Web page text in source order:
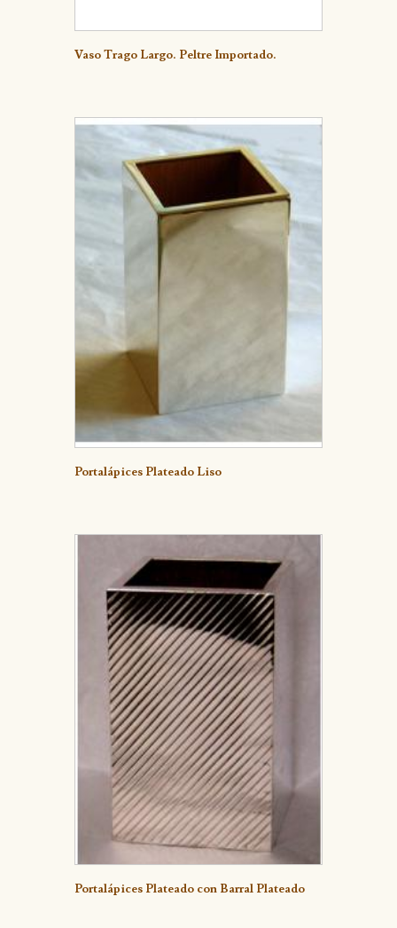
Detalle
Vaso Trago Largo. Peltre Importado.
Detalle
Portalápices Plateado Liso
Detalle
Portalápices Plateado con Barral Plateado